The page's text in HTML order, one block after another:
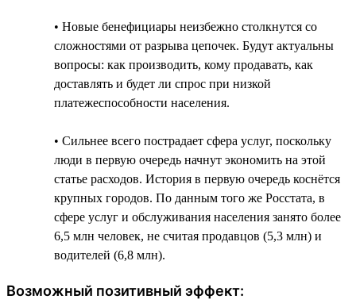
• Новые бенефициары неизбежно столкнутся со
сложностями от разрыва цепочек. Будут актуальны
вопросы: как производить, кому продавать, как
доставлять и будет ли спрос при низкой
платежеспособности населения.
• Сильнее всего пострадает сфера услуг, поскольку
люди в первую очередь начнут экономить на этой
статье расходов. История в первую очередь коснётся
крупных городов. По данным того же Росстата, в
сфере услуг и обслуживания населения занято более
6,5 млн человек, не считая продавцов (5,3 млн) и
водителей (6,8 млн).
Возможный позитивный эффект: